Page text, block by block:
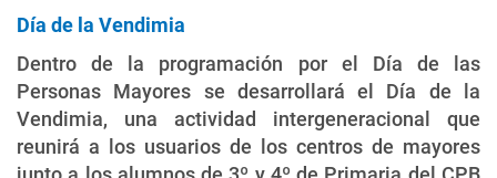
Día de la Vendimia
Dentro de la programación por el Día de las
Personas Mayores se desarrollará el Día de la
Vendimia, una actividad intergeneracional que
reunirá a los usuarios de los centros de mayores